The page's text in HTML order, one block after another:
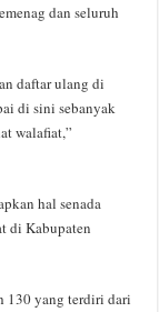
dan seluruh
daftar ulang di
di sini sebanyak
walafiat,”
hal senada
di Kabupaten
130 yang terdiri dari